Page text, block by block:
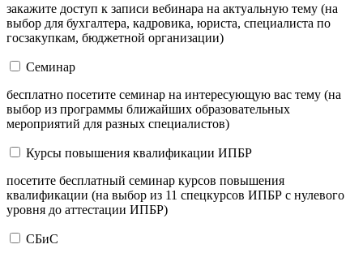
закажите доступ к записи вебинара на актуальную тему (на
выбор для бухгалтера, кадровика, юриста, специалиста по
госзакупкам, бюджетной организации)
Семинар
бесплатно посетите семинар на интересующую вас тему (на
выбор из программы ближайших образовательных
мероприятий для разных специалистов)
Курсы повышения квалификации ИПБР
посетите бесплатный семинар курсов повышения
квалификации (на выбор из 11 спецкурсов ИПБР с нулевого
уровня до аттестации ИПБР)
СБиС